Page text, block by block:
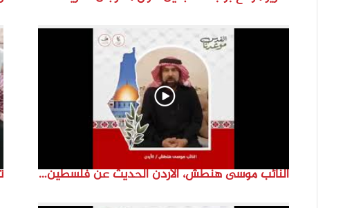
النائب موسى هنطش، الأردن الحديث عن فلسطين والاقصى هو عنصر تحدي من تحديات الأُمة في تاريخها الطويل. #انتماء2022